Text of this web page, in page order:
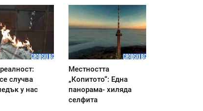
случва
у нас
Местността
„Копитото“: Една
панорама- хиляда
селфита